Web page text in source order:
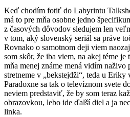
Keď chodím fotiť do Labyrintu
má to pre mňa osobne jedno
z časových dôvodov sledujem len
v tom, aký slovenský seriál sa práve
Rovnako o samotnom deji viem
som skôr, že iba viem, na akej téme
mňa menej známe mená vidím naživo
stretneme v „bekstejdži“, teda u
Paradoxne sa tak o televíznom svete
neviem predstaviť, že by som teraz
obrazovkou, lebo ide ďalší diel a ja
linka.